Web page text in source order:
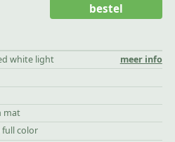
white light
meer info
mat
full color
bestel